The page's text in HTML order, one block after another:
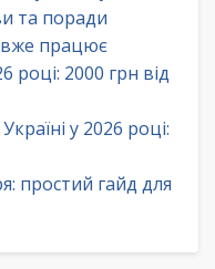
та поради
вже працює
році: 2000 грн від
у 2026 році:
простий гайд для